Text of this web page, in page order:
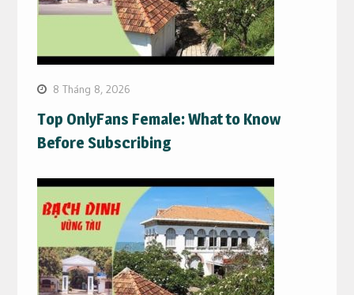
8 Tháng 8, 2026
Top OnlyFans Female: What to Know
Before Subscribing